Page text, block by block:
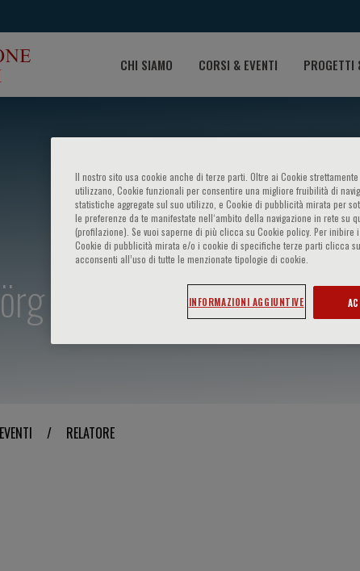
CHI SIAMO CORSI & EVENTI PROGETTI
Goronzy
/ RELATORE
Il nostro sito usa cookie anche di terze parti. Oltre ai Cookie
utilizzano, Cookie funzionali per consentire una migliore fruibilità di
statistiche aggregate sul suo utilizzo, e Cookie di pubblicità mirata per
le preferenze da te manifestate nell‘ambito della navigazione in rete su
(profilazione). Se vuoi saperne di più clicca su Cookie policy. Per
Cookie di pubblicità mirata e/o i cookie di specifiche terze parti clicca su
acconsenti all’uso di tutte le menzionate tipologie di cookie.
INFORMAZIONI AGGIUNTIVE